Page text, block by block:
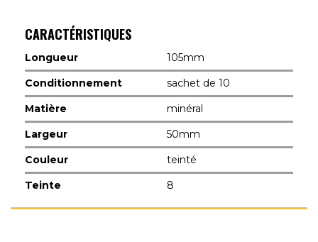
CARACTÉRISTIQUES
Longueur
105mm
Conditionnement
sachet de 10
Matière
minéral
Largeur
50mm
Couleur
teinté
Teinte
8